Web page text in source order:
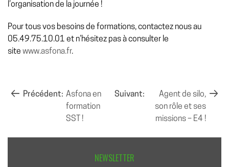
l’organisation de la journée !
Pour tous vos besoins de formations, contactez nous au
05.49.75.10.01 et n’hésitez pas à consulter le
site www.asfona.fr.
NAVIGATION
Précédent: Asfona en
formation
SST !
Suivant:
Agent de silo,
son rôle et ses
missions – E4 !
NEWSLETTER